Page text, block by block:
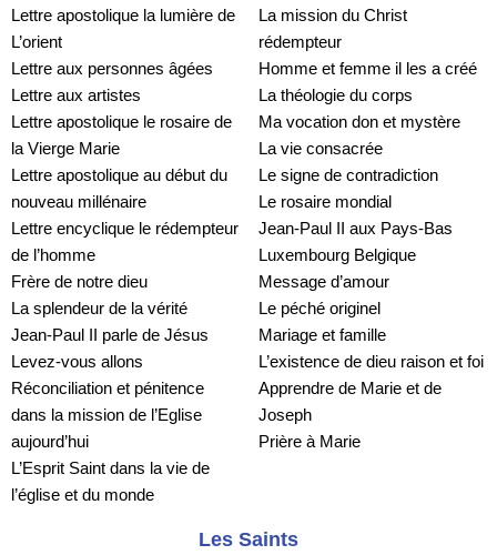
Lettre apostolique la lumière de
L’orient
Lettre aux personnes âgées
Lettre aux artistes
Lettre apostolique le rosaire de
la Vierge Marie
Lettre apostolique au début du
nouveau millénaire
Lettre encyclique le rédempteur
de l’homme
Frère de notre dieu
La splendeur de la vérité
Jean-Paul II parle de Jésus
Levez-vous allons
Réconciliation et pénitence
dans la mission de l’Eglise
aujourd’hui
L’Esprit Saint dans la vie de
l’église et du monde
La mission du Christ
rédempteur
Homme et femme il les a créé
La théologie du corps
Ma vocation don et mystère
La vie consacrée
Le signe de contradiction
Le rosaire mondial
Jean-Paul II aux Pays-Bas
Luxembourg Belgique
Message d’amour
Le péché originel
Mariage et famille
L’existence de dieu raison et foi
Apprendre de Marie et de
Joseph
Prière à Marie
Les Saints